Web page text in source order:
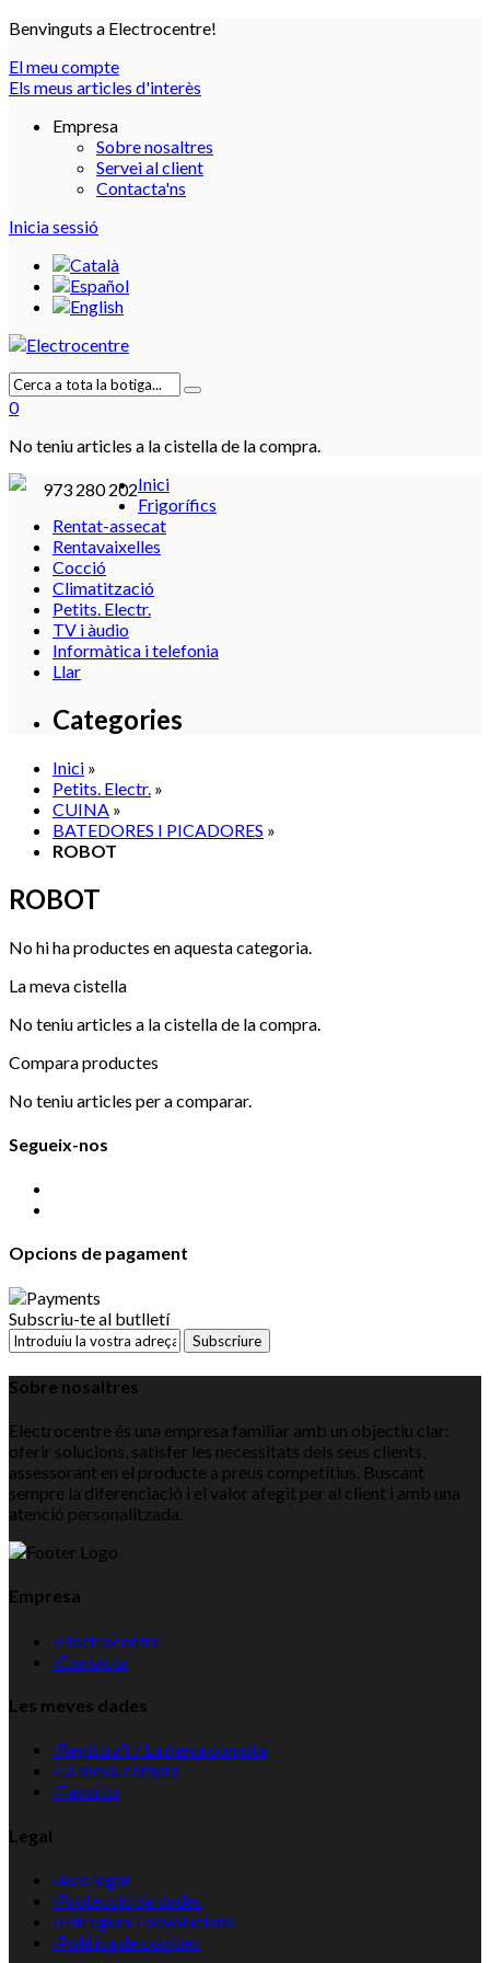
Benvinguts a Electrocentre!
El meu compte
Els meus articles d'interès
Empresa
Sobre nosaltres
Servei al client
Contacta'ns
Inicia sessió
0
No teniu articles a la cistella de la compra.
973 280 202Inici
Frigorífics
Rentat-assecat
Rentavaixelles
Cocció
Climatització
Petits. Electr.
TV i àudio
Informàtica i telefonia
Llar
Categories
Inici »
Petits. Electr. »
CUINA »
BATEDORES I PICADORES »
ROBOT
ROBOT
No hi ha productes en aquesta categoria.
La meva cistella
No teniu articles a la cistella de la compra.
Compara productes
No teniu articles per a comparar.
Segueix-nos
Opcions de pagament
Subscriu-te al butlletí
Subscriure
Sobre nosaltres
Electrocentre és una empresa familiar amb un objectiu clar:
oferir solucions, satisfer les necessitats dels seus clients,
assessorant en el producte a preus competitius. Buscant
sempre la diferenciació i el valor afegit per al client i amb una
atenció personalitzada.
Empresa
›Electrocentre
›Contacta
Les meves dades
›Registra't / La meva compta
›La meva compra
›Favorits
Legal
›Avís legal
›Protecció de dades
›Entregues i devolucions
›Política de cookies